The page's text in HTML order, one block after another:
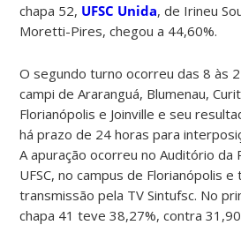
chapa 52, UFSC Unida, de Irineu
Moretti-Pires, chegou a 44,60%.
O segundo turno ocorreu das 8 às
campi de Araranguá, Blumenau,
Florianópolis e Joinville e seu
há prazo de 24 horas para
A apuração ocorreu no Auditório da
UFSC, no campus de Florianópolis e
transmissão pela TV Sintufsc. No
chapa 41 teve 38,27%, contra